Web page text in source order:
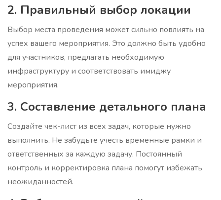
2. Правильный выбор локации
Выбор места проведения может сильно повлиять на
успех вашего мероприятия. Это должно быть удобно
для участников, предлагать необходимую
инфраструктуру и соответствовать имиджу
мероприятия.
3. Составление детального плана
Создайте чек-лист из всех задач, которые нужно
выполнить. Не забудьте учесть временные рамки и
ответственных за каждую задачу. Постоянный
контроль и корректировка плана помогут избежать
неожиданностей.